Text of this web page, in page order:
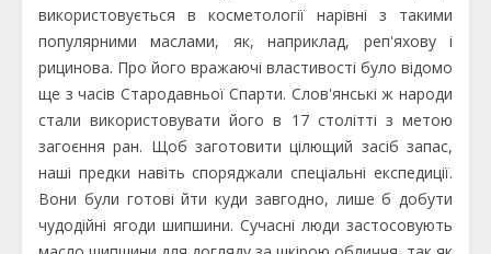
використовується в косметології нарівні з такими
популярними маслами, як, наприклад, реп'яхову і
рицинова. Про його вражаючі властивості було відомо
ще з часів Стародавньої Спарти. Слов'янські ж народи
стали використовувати його в 17 столітті з метою
загоєння ран. Щоб заготовити цілющий засіб запас,
наші предки навіть споряджали спеціальні експедиції.
Вони були готові йти куди завгодно, лише б добути
чудодійні ягоди шипшини. Сучасні люди застосовують